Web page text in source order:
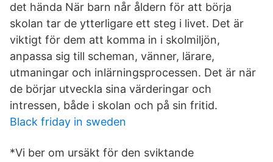
det hända När barn når åldern för att börja
skolan tar de ytterligare ett steg i livet. Det är
viktigt för dem att komma in i skolmiljön,
anpassa sig till scheman, vänner, lärare,
utmaningar och inlärningsprocessen. Det är när
de börjar utveckla sina värderingar och
intressen, både i skolan och på sin fritid.
Black friday in sweden
*Vi ber om ursäkt för den sviktande